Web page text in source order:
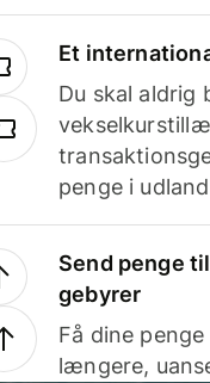
Et
Du skal aldrig
penge i
Send penge
gebyrer
Få dine
længere,